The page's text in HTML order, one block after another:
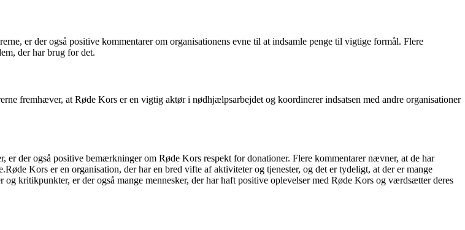
er der også positive kommentarer om organisationens evne til at indsamle penge til vigtige formål. Flere
der har brug for det.
fremhæver, at Røde Kors er en vigtig aktør i nødhjælpsarbejdet og koordinerer indsatsen med andre organisationer
der også positive bemærkninger om Røde Kors respekt for donationer. Flere kommentarer nævner, at de har
Kors er en organisation, der har en bred vifte af aktiviteter og tjenester, og det er tydeligt, at der er mange
kritikpunkter, er der også mange mennesker, der har haft positive oplevelser med Røde Kors og værdsætter deres